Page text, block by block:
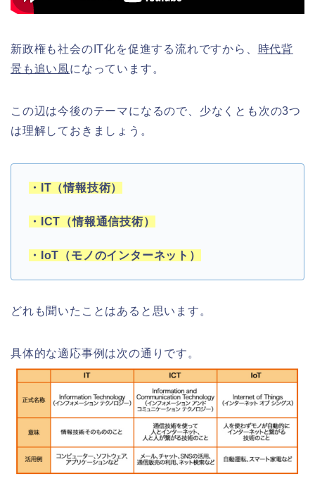
新政権も社会のIT化を促進する流れですから、 時代背
景も追い風になっています。
この辺は今後のテーマになるので、少なくとも次の3つ
は理解しておきましょう。
・IT（情報技術）
・ICT（情報通信技術）
・IoT（モノのインターネット）
どれも聞いたことはあると思います。
具体的な適応事例は次の通りです。